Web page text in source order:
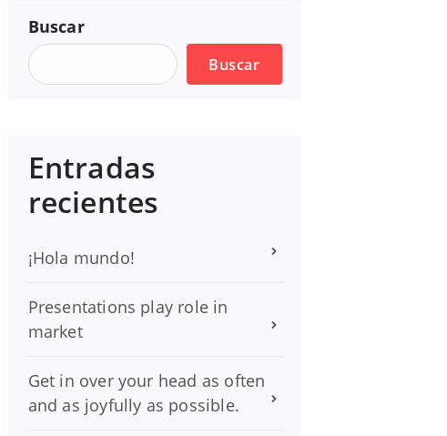
Buscar
Buscar
Entradas
recientes
¡Hola mundo!
Presentations play role in
market
Get in over your head as often
and as joyfully as possible.